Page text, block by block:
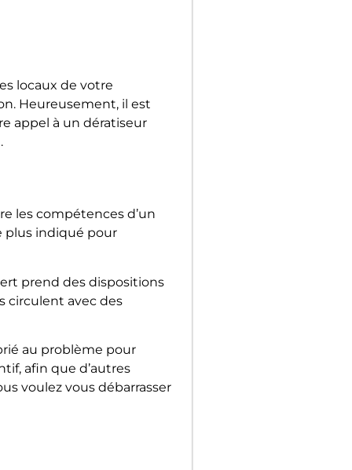
locaux de votre
Heureusement, il est
appel à un dératiseur
les compétences d’un
plus indiqué pour
prend des dispositions
circulent avec des
au problème pour
afin que d’autres
voulez vous débarrasser